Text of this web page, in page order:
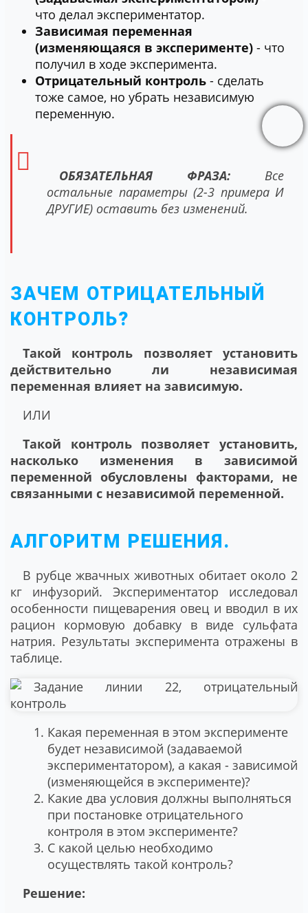
что делал экспериментатор.
Зависимая переменная
(изменяющаяся в эксперименте) - что
получил в ходе эксперимента.
Отрицательный контроль - сделать
тоже самое, но убрать независимую
переменную.
ОБЯЗАТЕЛЬНАЯ ФРАЗА: Все
остальные параметры (2-3 примера И
ДРУГИЕ) оставить без изменений.
ЗАЧЕМ ОТРИЦАТЕЛЬНЫЙ
КОНТРОЛЬ?
Такой контроль позволяет установить
действительно ли независимая
переменная влияет на зависимую.
ИЛИ
Такой контроль позволяет установить,
насколько изменения в зависимой
переменной обусловлены факторами, не
связанными с независимой переменной.
АЛГОРИТМ РЕШЕНИЯ.
В рубце жвачных животных обитает около 2
кг инфузорий. Экспериментатор исследовал
особенности пищеварения овец и вводил в их
рацион кормовую добавку в виде сульфата
натрия. Результаты эксперимента отражены в
таблице.
Какая переменная в этом эксперименте
будет независимой (задаваемой
экспериментатором), а какая - зависимой
(изменяющейся в эксперименте)?
Какие два условия должны выполняться
при постановке отрицательного
контроля в этом эксперименте?
С какой целью необходимо
осуществлять такой контроль?
Решение: